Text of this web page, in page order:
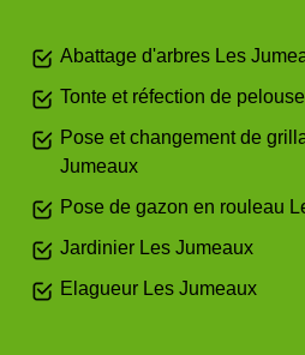
Abattage d'arbres Les
Tonte et réfection de
Pose et changement de
Jumeaux
Pose de gazon en rouleau
Jardinier Les Jumeaux
Elagueur Les Jumeaux